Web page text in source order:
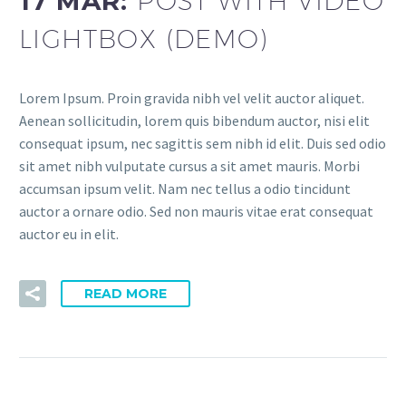
LIGHTBOX (DEMO)
Lorem Ipsum. Proin gravida nibh vel velit auctor aliquet.
Aenean sollicitudin, lorem quis bibendum auctor, nisi elit
consequat ipsum, nec sagittis sem nibh id elit. Duis sed odio
sit amet nibh vulputate cursus a sit amet mauris. Morbi
accumsan ipsum velit. Nam nec tellus a odio tincidunt
auctor a ornare odio. Sed non mauris vitae erat consequat
auctor eu in elit.
READ MORE